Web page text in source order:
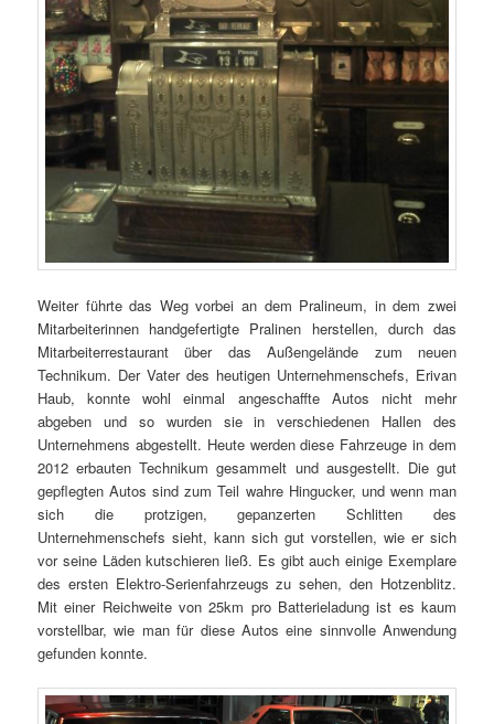
Weiter führte das Weg vorbei an dem Pralineum, in dem zwei
Mitarbeiterinnen handgefertigte Pralinen herstellen, durch das
Mitarbeiterrestaurant über das Außengelände zum neuen
Technikum. Der Vater des heutigen Unternehmenschefs, Erivan
Haub, konnte wohl einmal angeschaffte Autos nicht mehr
abgeben und so wurden sie in verschiedenen Hallen des
Unternehmens abgestellt. Heute werden diese Fahrzeuge in dem
2012 erbauten Technikum gesammelt und ausgestellt. Die gut
gepflegten Autos sind zum Teil wahre Hingucker, und wenn man
sich die protzigen, gepanzerten Schlitten des
Unternehmenschefs sieht, kann sich gut vorstellen, wie er sich
vor seine Läden kutschieren ließ. Es gibt auch einige Exemplare
des ersten Elektro-Serienfahrzeugs zu sehen, den Hotzenblitz.
Mit einer Reichweite von 25km pro Batterieladung ist es kaum
vorstellbar, wie man für diese Autos eine sinnvolle Anwendung
gefunden konnte.